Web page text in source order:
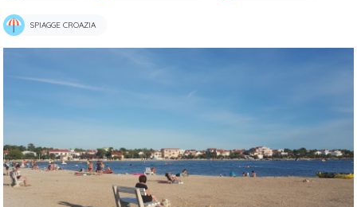
SPIAGGE CROAZIA